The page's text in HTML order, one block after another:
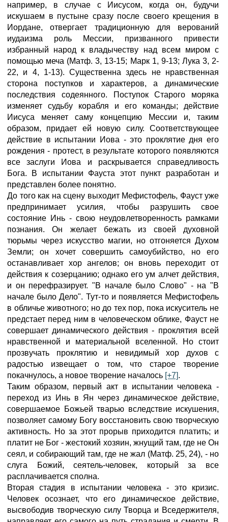
например, в случае с Иисусом, когда он, будучи
искушаем в пустыне сразу после своего крещения в
Иордане, отвергает традиционную для верований
иудаизма роль Мессии, призванного привести
избранный народ к владычеству над всем миром с
помощью меча (Матф. 3, 13-15; Марк 1, 9-13; Лука 3, 2-
22, и 4, 1-13). Существенна здесь не нравственная
сторона поступков и характеров, а динамические
последствия содеянного. Поступок Старого моряка
изменяет судьбу корабля и его команды; действие
Иисуса меняет саму концепцию Мессии и, таким
образом, придает ей новую силу. Соответствующее
действие в испытании Иова - это проклятие дня его
рождения - протест, в результате которого появляются
все заслуги Иова и раскрывается справедливость
Бога. В испытании Фауста этот пункт разработан и
представлен более понятно.
До того как на сцену выходит Мефистофель, Фауст уже
предпринимает усилия, чтобы разрушить свое
состояние Инь - свою неудовлетворенность рамками
познания. Он желает бежать из своей духовной
тюрьмы через искусство магии, но отгоняется Духом
Земли; он хочет совершить самоубийство, но его
останавливает хор ангелов; он вновь переходит от
действия к созерцанию; однако его ум алчет действия,
и он перефразирует. "В начале было Слово" - на "В
начале было Дело". Тут-то и появляется Мефистофель
в обличье животного; но до тех пор, пока искуситель не
предстает перед ним в человеческом облике, Фауст не
совершает динамического действия - проклятия всей
нравственной и материальной вселенной. Но стоит
прозвучать проклятию и невидимый хор духов с
радостью извещает о том, что старое творение
покачнулось, а новое творение началось [+7].
Таким образом, первый акт в испытании человека -
переход из Инь в Ян через динамическое действие,
совершаемое Божьей тварью вследствие искушения,
позволяет самому Богу восстановить свою творческую
активность. Но за этот прорыв приходится платить; и
платит не Бог - жестокий хозяин, жнущий там, где не Он
сеял, и собирающий там, где не жал (Матф. 25, 24), - но
слуга Божий, сеятель-человек, который за все
расплачивается сполна.
Вторая стадия в испытании человека - это кризис.
Человек осознает, что его динамическое действие,
высвободив творческую силу Творца и Вседержителя,